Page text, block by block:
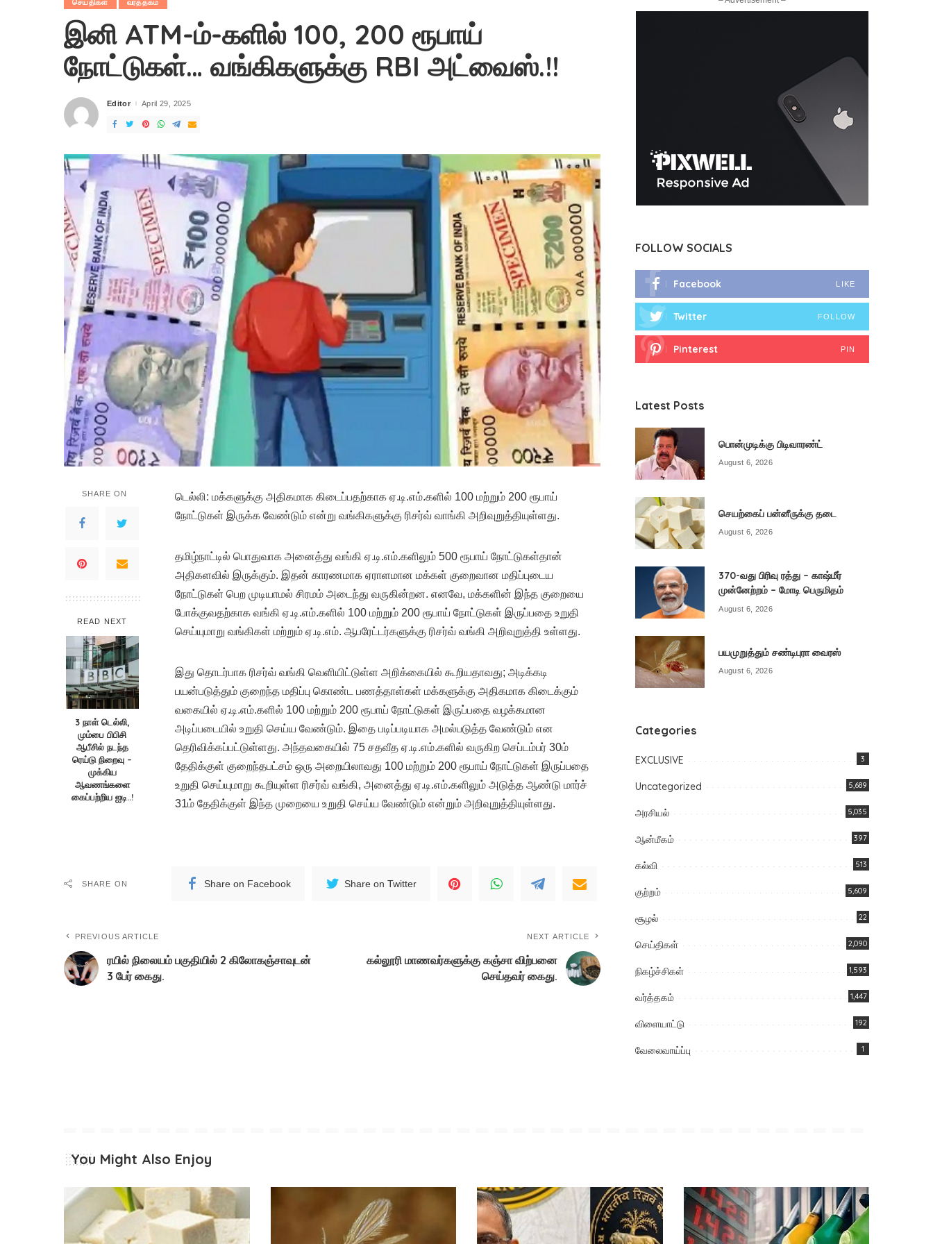
செய்திகள் வர்த்தகம்
இனி ATM-ம்-களில் 100, 200 ரூபாய்
நோட்டுகள்… வங்கிகளுக்கு RBI அட்வைஸ்.!!
Posted
Editor April 29, 2025
SHARE ON
READ NEXT
3 நாள் டெல்லி,
மும்பை பிபிசி
ஆபீசில் நடந்த
ரெய்டு நிறைவு –
முக்கிய
ஆவணங்களை
கைப்பற்றிய ஐடி..!
டெ ல்லி: மக்களுக்கு அதிகமாக கிடைப்பதற்காக ஏ.டி.எம்.களில் 100 மற்றும் 200 ரூபாய்
நோட்டுகள் இருக்க வேண்டும் என்று வங்கிகளுக்கு ரிசர்வ் வாங்கி அறிவுறுத்தியுள்ளது.
தமிழ்நாட்டில் பொதுவாக அனைத்து வங்கி ஏ.டி.எம்.களிலும் 500 ரூபாய் நோட்டுகள்தான்
அதிகளவில் இருக்கும். இதன் காரணமாக ஏராளமான மக்கள் குறைவான மதிப்புடைய
நோட்டுகள் பெற முடியாமல் சிரமம் அடைந்து வருகின்றன. எனவே, மக்களின் இந்த குறையை
போக்குவதற்காக வங்கி ஏ.டி.எம்.களில் 100 மற்றும் 200 ரூபாய் நோட்டுகள் இருப்பதை உறுதி
செய்யுமாறு வங்கிகள் மற்றும் ஏ.டி.எம். ஆபரேட்டர்களுக்கு ரிசர்வ் வங்கி அறிவுறுத்தி உள்ளது.
இது தொடர்பாக ரிசர்வ் வங்கி வெளியிட்டுள்ள அறிக்கையில் கூறியதாவது; அடிக்கடி
பயன்படுத்தும் குறைந்த மதிப்பு கொண்ட பணத்தாள்கள் மக்களுக்கு அதிகமாக கிடைக்கும்
வகையில் ஏ.டி.எம்.களில் 100 மற்றும் 200 ரூபாய் நோட்டுகள் இருப்பதை வழக்கமான
அடிப்படையில் உறுதி செய்ய வேண்டும். இதை படிப்படியாக அமல்படுத்த வேண்டும் என
தெரிவிக்கப்பட்டுள்ளது. அந்தவகையில் 75 சதவீத ஏ.டி.எம்.களில் வருகிற செப்டம்பர் 30ம்
தேதிக்குள் குறைந்தபட்சம் ஒரு அறையிலாவது 100 மற்றும் 200 ரூபாய் நோட்டுகள் இருப்பதை
உறுதி செய்யுமாறு கூறியுள்ள ரிசர்வ் வங்கி, அனைத்து ஏ.டி.எம்.களிலும் அடுத்த ஆண்டு மார்ச்
31ம் தேதிக்குள் இந்த முறையை உறுதி செய்ய வேண்டும் என்றும் அறிவுறுத்தியுள்ளது.
SHARE ON Share on Facebook Share on Twitter
PREVIOUS ARTICLE
ரயில் நிலையம் பகுதியில் 2 கிலோகஞ்சாவுடன்
3 பேர் கைது.
NEXT ARTICLE
கல்லூரி மாணவர்களுக்கு கஞ்சா விற்பனை
செய்தவர் கைது.
FOLLOW SOCIALS
Facebook LIKE
Twitter FOLLOW
Pinterest PIN
Latest Posts
பொன்முடிக்கு பிடிவாரண்ட்
August 6, 2026
செயற்கைப் பன்னீருக்கு தடை
August 6, 2026
370-வது பிரிவு ரத்து – காஷ்மீர்
முன்னேற்றம் – மோடி பெருமிதம்
August 6, 2026
பயமுறுத்தும் சண்டிபுரா வைரஸ்
August 6, 2026
Categories
EXCLUSIVE 3
Uncategorized 5,689
அரசியல் 5,035
ஆன்மீகம் 397
கல்வி 513
குற்றம் 5,609
சூழல் 22
செய்திகள் 2,090
நிகழ்ச்சிகள் 1,593
வர்த்தகம் 1,447
விளையாட்டு 192
வேலைவாய்ப்பு 1
You Might Also Enjoy